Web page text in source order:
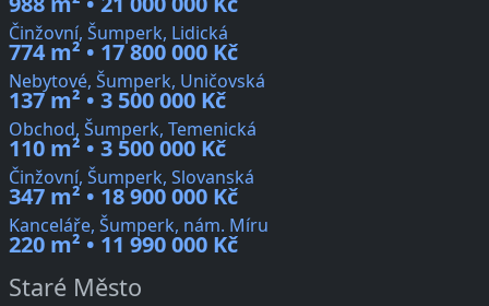
Činžovní, Šumperk, Lidická
774 m² • 17 800 000 Kč
Nebytové, Šumperk, Uničovská
137 m² • 3 500 000 Kč
Obchod, Šumperk, Temenická
110 m² • 3 500 000 Kč
Činžovní, Šumperk, Slovanská
347 m² • 18 900 000 Kč
Kanceláře, Šumperk, nám. Míru
220 m² • 11 990 000 Kč
Staré Město